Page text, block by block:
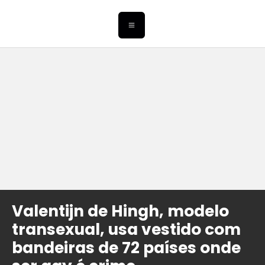
Valentijn de Hingh, modelo
transexual, usa vestido com
bandeiras de 72 países onde